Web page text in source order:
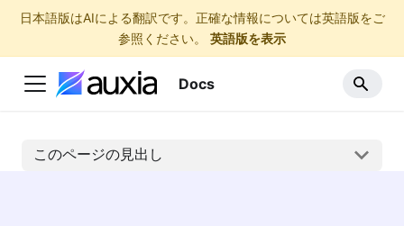
日本語版はAIによる翻訳です。正確な情報については英語版をご
参照ください。
英語版を表示
Docs
このページの見出し